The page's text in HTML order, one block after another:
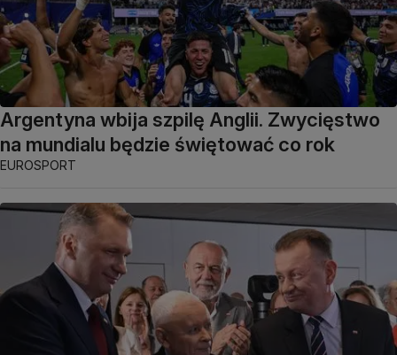
Argentyna wbija szpilę Anglii. Zwycięstwo
na mundialu będzie świętować co rok
EUROSPORT